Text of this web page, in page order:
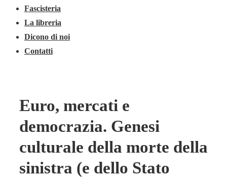
Fascisteria
La libreria
Dicono di noi
Contatti
Euro, mercati e
democrazia. Genesi
culturale della morte della
sinistra (e dello Stato